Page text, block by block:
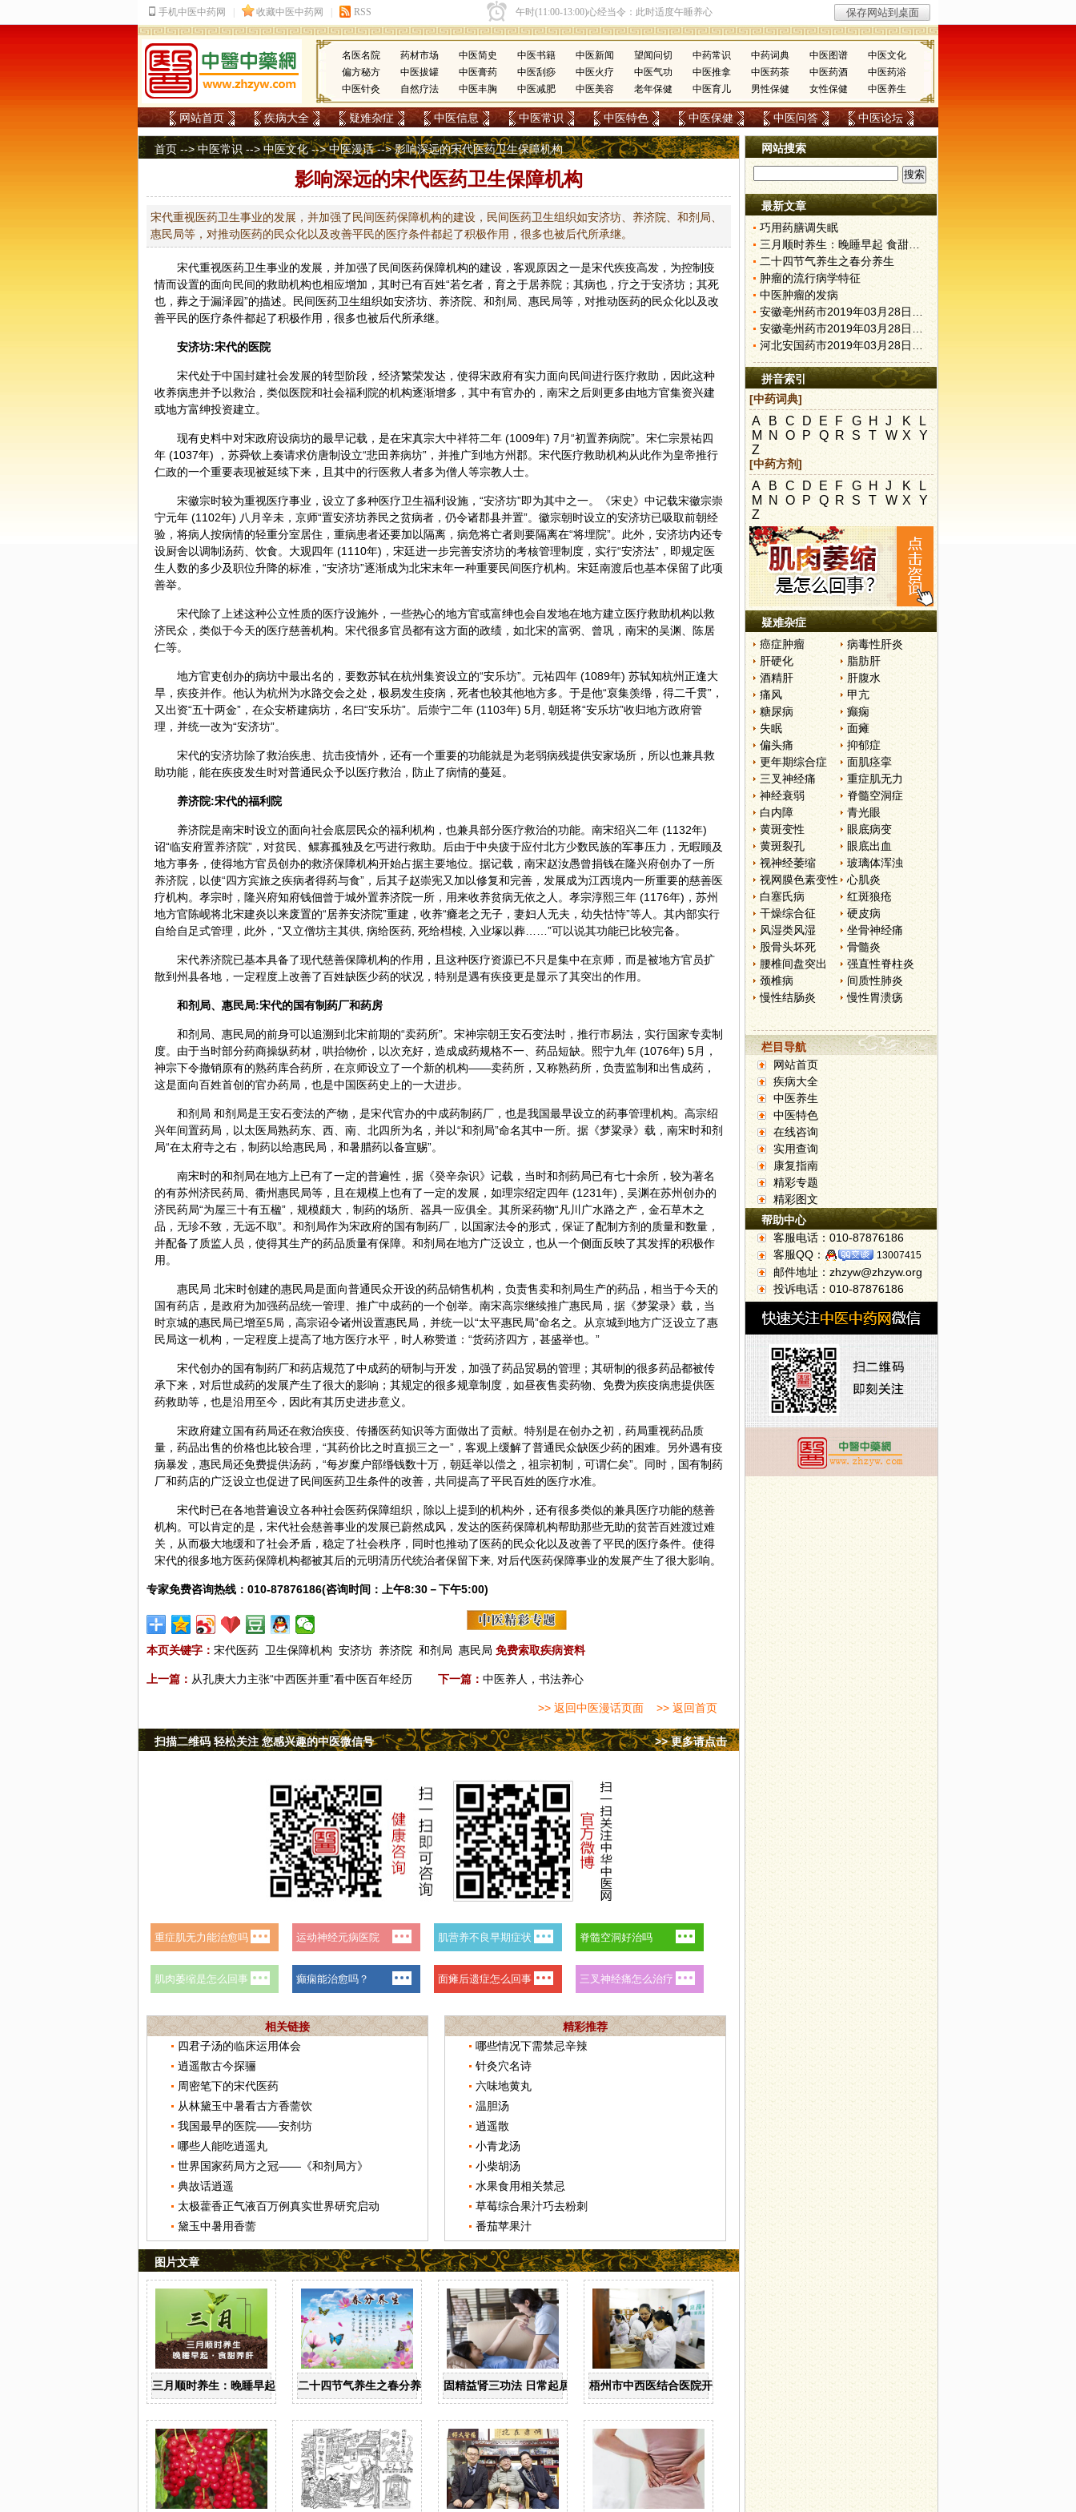
名医名院 药材市场 中医简史 中医书籍 中医新闻 望闻问切 中药常识 中药词典 中医图谱
中医文化
偏方秘方
中医拔罐 中医膏药 中医刮痧 中医火疗 中医气功 中医推拿 中医药茶 中医药酒
中医药浴
中医针灸
自然疗法 中医丰胸 中医减肥 中医美容 老年保健 中医育儿 男性保健 女性保健 中医养生
网站首页 疾病大全 疑难杂症 中医信息 中医常识 中医特色 中医保健 中医问答 中医论坛
首页 -->中医常识 -->中医文化-->中医漫话--> 影响深远的宋代医药卫生保障机构
影响深远的宋代医药卫生保障机构
宋代重视医药卫生事业的发展，并加强了民间医药保障机构的建设，民间医药卫生组织如安济坊、养济院、和剂局、
惠民局等，对推动医药的民众化以及改善平民的医疗条件都起了积极作用，很多也被后代所承继。
宋代重视医药卫生事业的发展，并加强了民间医药保障机构的建设，客观原因之一是宋代疾疫高发，为控制疫
情而设置的面向民间的救助机构也相应增加，其时已有百姓“若乞者，育之于居养院；其病也，疗之于安济坊；其死
也，葬之于漏泽园”的描述。民间医药卫生组织如安济坊、养济院、和剂局、惠民局等，对推动医药的民众化以及改
善平民的医疗条件都起了积极作用，很多也被后代所承继。
安济坊:宋代的医院
宋代处于中国封建社会发展的转型阶段，经济繁荣发达，使得宋政府有实力面向民间进行医疗救助，因此这种
收养病患并予以救治，类似医院和社会福利院的机构逐渐增多，其中有官办的，南宋之后则更多由地方官集资兴建
或地方富绅投资建立。
现有史料中对宋政府设病坊的最早记载，是在宋真宗大中祥符二年 (1009年) 7月“初置养病院”。宋仁宗景祐四
年 (1037年) ，苏舜钦上奏请求仿唐制设立“悲田养病坊”，并推广到地方州郡。宋代医疗救助机构从此作为皇帝推行
仁政的一个重要表现被延续下来，且其中的行医救人者多为僧人等宗教人士。
宋徽宗时较为重视医疗事业，设立了多种医疗卫生福利设施，“安济坊”即为其中之一。《宋史》中记载宋徽宗崇
宁元年 (1102年) 八月辛未，京师“置安济坊养民之贫病者，仍令诸郡县并置”。徽宗朝时设立的安济坊已吸取前朝经
验，将病人按病情的轻重分室居住，重病患者还要加以隔离，病危将亡者则要隔离在“将埋院”。此外，安济坊内还专
设厨舍以调制汤药、 饮食。大观四年 (1110年)，宋廷进一步完善安济坊的考核管理制度，实行“安济法”，即规定医
生人数的多少及职位升降的标准，“安济坊”逐渐成为北宋末年一种重要民间医疗机构。宋廷南渡后也基本保留了此项
善举。
宋代除了上述这种公立性质的医疗设施外，一些热心的地方官或富绅也会自发地在地方建立医疗救助机构以救
济民众，类似于今天的医疗慈善机构。宋代很多官员都有这方面的政绩，如北宋的富弼、曾巩，南宋的吴渊、陈居
仁等。
地方官吏创办的病坊中最出名的，要数苏轼在杭州集资设立的“安乐坊”。元祐四年 (1089年) 苏轼知杭州正逢大
旱，疾疫并作。他认为杭州为水路交会之处，极易发生疫病，死者也较其他地方多。于是他“裒集羡缗，得二千贯”，
又出资“五十两金”，在众安桥建病坊，名曰“安乐坊”。后崇宁二年 (1103年) 5月, 朝廷将“安乐坊”收归地方政府管
理，并统一改为“安济坊”。
宋代的安济坊除了救治疾患、抗击疫情外，还有一个重要的功能就是为老弱病残提供安家场所，所以也兼具救
助功能，能在疾疫发生时对普通民众予以医疗救治，防止了病情的蔓延。
养济院:宋代的福利院
养济院是南宋时设立的面向社会底层民众的福利机构，也兼具部分医疗救治的功能。南宋绍兴二年 (1132年)
诏“临安府置养济院”，对贫民、鳏寡孤独及乞丐进行救助。后由于中央疲于应付北方少数民族的军事压力，无暇顾及
地方事务，使得地方官员创办的救济保障机构开始占据主要地位。据记载，南宋赵汝愚曾捐钱在隆兴府创办了一所
养济院，以使“四方宾旅之疾病者得药与食”，后其子赵崇宪又加以修复和完善，发展成为江西境内一所重要的慈善医
疗机构。孝宗时，隆兴府知府钱佃曾于城外置养济院一所，用来收养贫病无依之人。孝宗淳熙三年 (1176年)，苏州
地方官陈岘将北宋建炎以来废置的“居养安济院”重建，收养“癃老之无子，妻妇人无夫，幼失怙恃”等人。其内部实行
自给自足式管理，此外，“又立僧坊主其供, 病给医药, 死给槥椟, 入业塚以葬……”可以说其功能已比较完备。
宋代养济院已基本具备了现代慈善保障机构的作用，且这种医疗资源已不只是集中在京师，而是被地方官员扩
散到州县各地，一定程度上改善了百姓缺医少药的状况，特别是遇有疾疫更是显示了其突出的作用。
和剂局、惠民局:宋代的国有制药厂和药房
和剂局、惠民局的前身可以追溯到北宋前期的“卖药所”。宋神宗朝王安石变法时，推行市易法，实行国家专卖制
度。由于当时部分药商操纵药材，哄抬物价，以次充好，造成成药规格不一、药品短缺。熙宁九年 (1076年) 5月，
神宗下令撤销原有的熟药库合药所，在京师设立了一个新的机构——卖药所，又称熟药所，负责监制和出售成药，
这是面向百姓首创的官办药局，也是中国医药史上的一大进步。
和剂局 和剂局是王安石变法的产物，是宋代官办的中成药制药厂，也是我国最早设立的药事管理机构。高宗绍
兴年间置药局，以太医局熟药东、西、南、北四所为名，并以“和剂局”命名其中一所。据《梦粱录》载，南宋时和剂
局“在太府寺之右，制药以给惠民局，和暑腊药以备宣赐”。
南宋时的和剂局在地方上已有了一定的普遍性，据《癸辛杂识》记载，当时和剂药局已有七十余所，较为著名
的有苏州济民药局、衢州惠民局等，且在规模上也有了一定的发展，如理宗绍定四年 (1231年) , 吴渊在苏州创办的
济民药局“为屋三十有五楹”，规模颇大，制药的场所、器具一应俱全。其所采药物“凡川广水路之产，金石草木之
品，无珍不致，无远不取”。和剂局作为宋政府的国有制药厂，以国家法令的形式，保证了配制方剂的质量和数量，
并配备了质监人员，使得其生产的药品质量有保障。和剂局在地方广泛设立，也从一个侧面反映了其发挥的积极作
用。
惠民局 北宋时创建的惠民局是面向普通民众开设的药品销售机构，负责售卖和剂局生产的药品，相当于今天的
国有药店，是政府为加强药品统一管理、推广中成药的一个创举。南宋高宗继续推广惠民局，据《梦粱录》载，当
时京城的惠民局已增至5局，高宗诏令诸州设置惠民局，并统一以“太平惠民局”命名之。从京城到地方广泛设立了惠
民局这一机构，一定程度上提高了地方医疗水平，时人称赞道：“货药济四方，甚盛举也。”
宋代创办的国有制药厂和药店规范了中成药的研制与开发，加强了药品贸易的管理；其研制的很多药品都被传
承下来，对后世成药的发展产生了很大的影响；其规定的很多规章制度，如昼夜售卖药物、免费为疾疫病患提供医
药救助等，也是沿用至今，因此有其历史进步意义。
宋政府建立国有药局还在救治疾疫、传播医药知识等方面做出了贡献。特别是在创办之初，药局重视药品质
量，药品出售的价格也比较合理，“其药价比之时直损三之一”，客观上缓解了普通民众缺医少药的困难。另外遇有疫
病暴发，惠民局还免费提供汤药，“每岁糜户部缗钱数十万，朝廷举以偿之，祖宗初制，可谓仁矣”。同时，国有制药
厂和药店的广泛设立也促进了民间医药卫生条件的改善，共同提高了平民百姓的医疗水准。
宋代时已在各地普遍设立各种社会医药保障组织，除以上提到的机构外，还有很多类似的兼具医疗功能的慈善
机构。可以肯定的是，宋代社会慈善事业的发展已蔚然成风，发达的医药保障机构帮助那些无助的贫苦百姓渡过难
关，从而极大地缓和了社会矛盾，稳定了社会秩序，同时也推动了医药的民众化以及改善了平民的医疗条件。使得
宋代的很多地方医药保障机构都被其后的元明清历代统治者保留下来, 对后代医药保障事业的发展产生了很大影响。
专家免费咨询热线：010-87876186(咨询时间：上午8:30－下午5:00)
本页关键字： 宋代医药 卫生保障机构 安济坊 养济院 和剂局 惠民局 免费索取疾病资料
上一篇： 从孔庚大力主张“中西医并重”看中医百年经历 下一篇： 中医养人，书法养心
>> 返回中医漫话页面 >> 返回首页
>> 更多请点击
扫描二维码 轻松关注 您感兴趣的中医微信号
相关链接
四君子汤的临床运用体会
逍遥散古今探骊
周密笔下的宋代医药
从林黛玉中暑看古方香薷饮
我国最早的医院——安剂坊
哪些人能吃逍遥丸
世界国家药局方之冠——《和剂局方》
典故话逍遥
太极藿香正气液百万例真实世界研究启动
黛玉中暑用香薷
精彩推荐
哪些情况下需禁忌辛辣
针灸穴名诗
六味地黄丸
温胆汤
逍遥散
小青龙汤
小柴胡汤
水果食用相关禁忌
草莓综合果汁巧去粉刺
番茄苹果汁
图片文章
三月顺时养生：晚睡早起 食甜养肝二十四节气养生之春分养生 固精益肾三功法 日常起居均可做梧州市中西医结合医院开展中药辨识系列活动
网站搜索
最新文章
巧用药膳调失眠
三月顺时养生：晚睡早起 食甜养肝
二十四节气养生之春分养生
肿瘤的流行病学特征
中医肿瘤的发病
安徽亳州药市2019年03月28日快讯
安徽亳州药市2019年03月28日快讯
河北安国药市2019年03月28日快讯
拼音索引
[中药词典]
A B C D E F G H J K
L
M N O P Q R S T W X
Y
Z
[中药方剂]
A B C D E F G H J K
L
M N O P Q R S T W X
Y
Z
疑难杂症
癌症肿瘤
病毒性肝炎
肝硬化
脂肪肝
酒精肝
肝腹水
痛风
甲亢
糖尿病
癫痫
失眠
面瘫
偏头痛
抑郁症
更年期综合症
面肌痉挛
三叉神经痛
重症肌无力
神经衰弱
脊髓空洞症
白内障
青光眼
黄斑变性
眼底病变
黄斑裂孔
眼底出血
视神经萎缩
玻璃体浑浊
视网膜色素变性
心肌炎
白塞氏病
红斑狼疮
干燥综合征
硬皮病
风湿类风湿
坐骨神经痛
股骨头坏死
骨髓炎
腰椎间盘突出
强直性脊柱炎
颈椎病
间质性肺炎
慢性结肠炎
慢性胃溃疡
栏目导航
网站首页
疾病大全
中医养生
中医特色
在线咨询
实用查询
康复指南
精彩专题
精彩图文
帮助中心
客服电话：010-87876186
客服QQ：
13007415
邮件地址：zhzyw@zhzyw.org
投诉电话：010-87876186